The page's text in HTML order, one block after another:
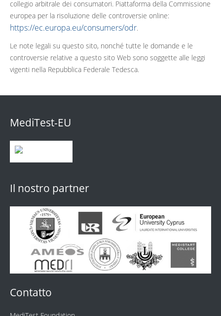
collegio arbitrale dei consumatori. Piattaforma della Commissione
europea per la risoluzione delle controversie online:
https://ec.europa.eu/consumers/odr.
Le note legali su questo sito, nonché tutte le domande e le
controversie relative a questo sito Web sono soggette alle leggi
vigenti nella Repubblica Federale Tedesca.
MediTest-EU
Il nostro partner
Contatto